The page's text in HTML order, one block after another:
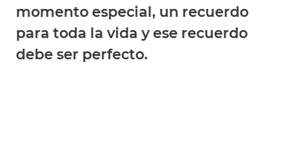
momento especial, un recuerdo
para toda la vida y ese recuerdo
debe ser perfecto.